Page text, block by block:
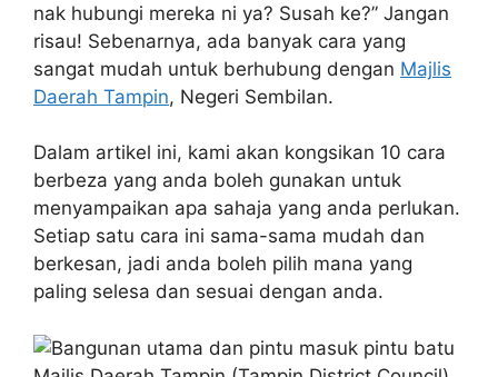
nak hubungi mereka ni ya? Susah ke?” Jangan
risau! Sebenarnya, ada banyak cara yang
sangat mudah untuk berhubung dengan Majlis
Daerah Tampin, Negeri Sembilan.
Dalam artikel ini, kami akan kongsikan 10 cara
berbeza yang anda boleh gunakan untuk
menyampaikan apa sahaja yang anda perlukan.
Setiap satu cara ini sama-sama mudah dan
berkesan, jadi anda boleh pilih mana yang
paling selesa dan sesuai dengan anda.